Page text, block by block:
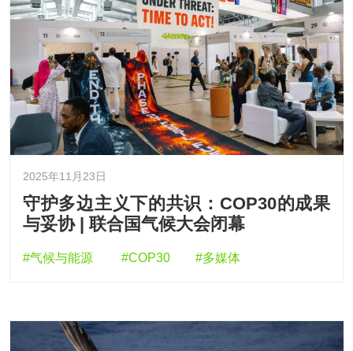
2025年11月23日
守护多边主义下的共识：COP30的成果
与妥协 | 联合国气候大会闭幕
#气候与能源 #COP30 #多媒体